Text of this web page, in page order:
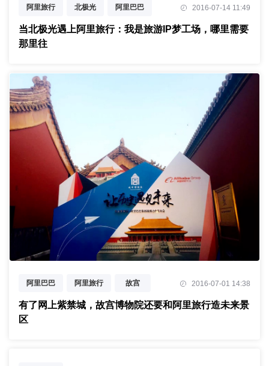
阿里旅行 北极光 阿里巴巴
IP 旅行 中国好声音
极光专线
2016-07-14 11:49
当北极光遇上阿里旅行：我是旅游IP梦工场，哪里需要
那里往
阿里巴巴 阿里旅行 故宫
未来景区 OTA
2016-07-01 14:38
有了网上紫禁城，故宫博物院还要和阿里旅行造未来景
区